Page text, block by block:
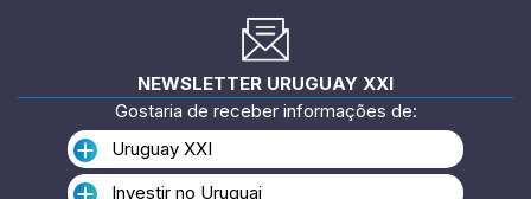
NEWSLETTER URUGUAY XXI
Gostaria de receber informações de:
Uruguay XXI
Investir no Uruguai